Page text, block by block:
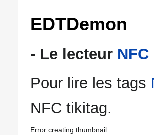
EDTDemon
- Le lecteur NFC
Pour lire les tags
NFC tikitag.
Error creating thumbnail: